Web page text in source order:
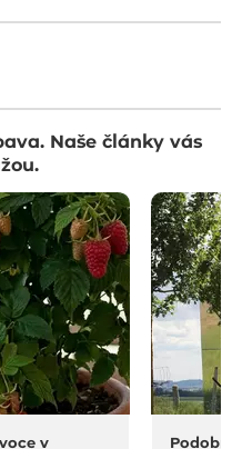
Naše články vás
v